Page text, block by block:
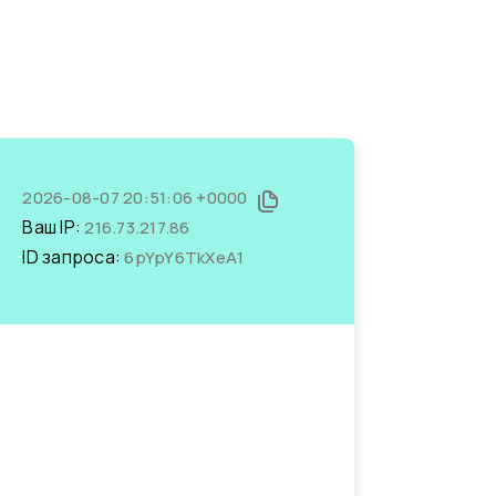
2026-08-07 20:51:06 +0000
Ваш IP:216.73.217.86
ID запроса:6pYpY6TkXeA1